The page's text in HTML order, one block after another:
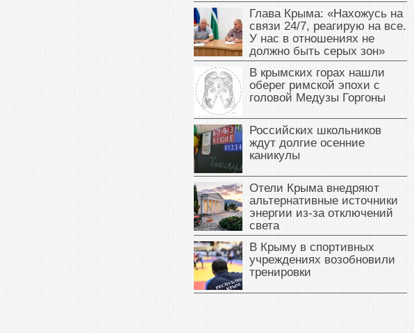
Глава Крыма: «Нахожусь на
связи 24/7, реагирую на все.
У нас в отношениях не
должно быть серых зон»
В крымских горах нашли
оберег римской эпохи с
головой Медузы Горгоны
Российских школьников
ждут долгие осенние
каникулы
Отели Крыма внедряют
альтернативные источники
энергии из-за отключений
света
В Крыму в спортивных
учреждениях возобновили
тренировки